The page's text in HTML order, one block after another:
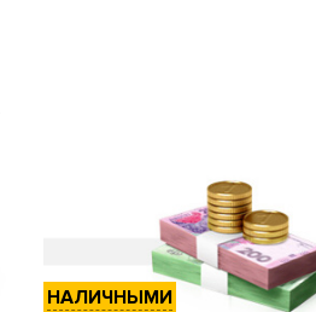
НАЛИЧНЫМИ